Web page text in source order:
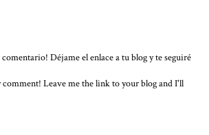
comentario! Déjame el enlace a tu blog y te seguiré
Leave me the link to your blog and I'll